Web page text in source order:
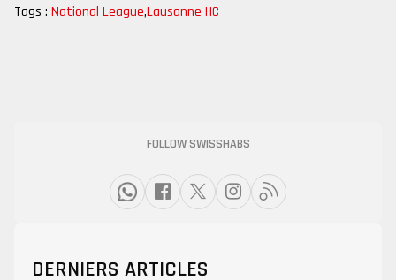
Tags : National League,Lausanne HC
FOLLOW SWISSHABS
DERNIERS ARTICLES